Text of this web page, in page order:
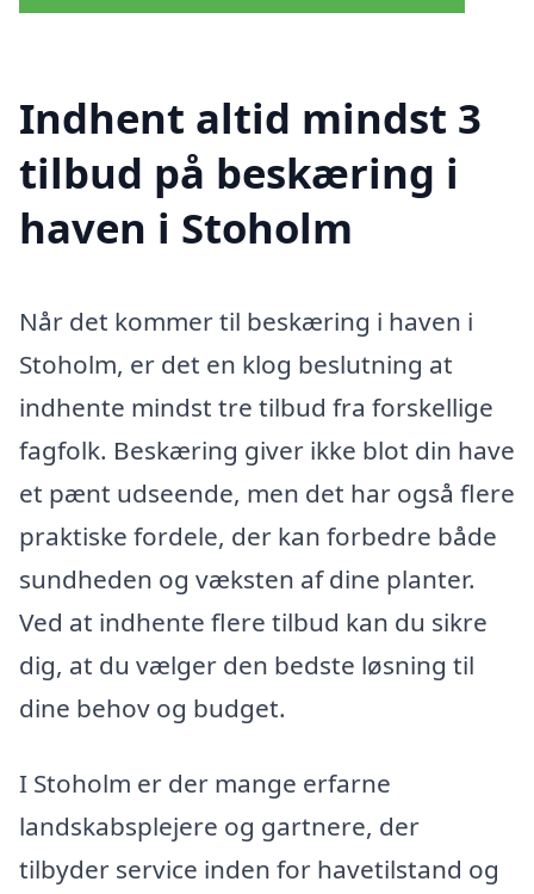
Indhent altid mindst 3
tilbud på beskæring i
haven i Stoholm
Når det kommer til beskæring i haven i
Stoholm, er det en klog beslutning at
indhente mindst tre tilbud fra forskellige
fagfolk. Beskæring giver ikke blot din have
et pænt udseende, men det har også flere
praktiske fordele, der kan forbedre både
sundheden og væksten af dine planter.
Ved at indhente flere tilbud kan du sikre
dig, at du vælger den bedste løsning til
dine behov og budget.
I Stoholm er der mange erfarne
landskabsplejere og gartnere, der
tilbyder service inden for havetilstand og